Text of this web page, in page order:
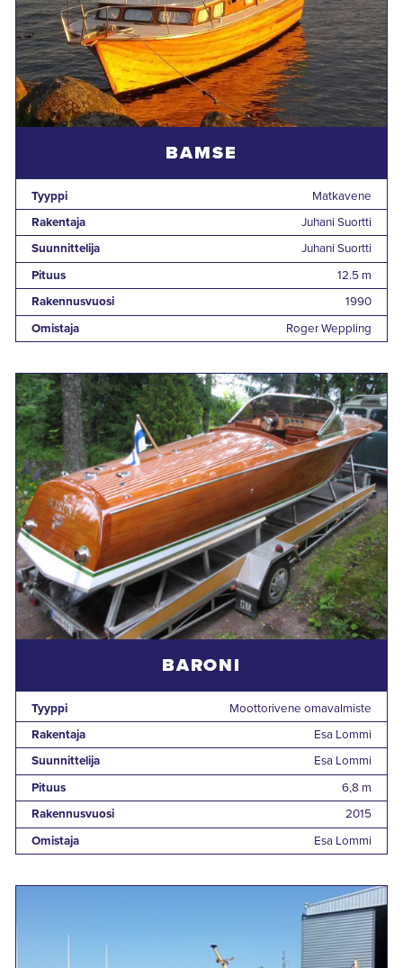
BAMSE
Tyyppi
Matkavene
Rakentaja
Juhani Suortti
Suunnittelija
Juhani Suortti
Pituus
12.5 m
Rakennusvuosi
1990
Omistaja
Roger Weppling
BARONI
Tyyppi
Moottorivene omavalmiste
Rakentaja
Esa Lommi
Suunnittelija
Esa Lommi
Pituus
6,8 m
Rakennusvuosi
2015
Omistaja
Esa Lommi